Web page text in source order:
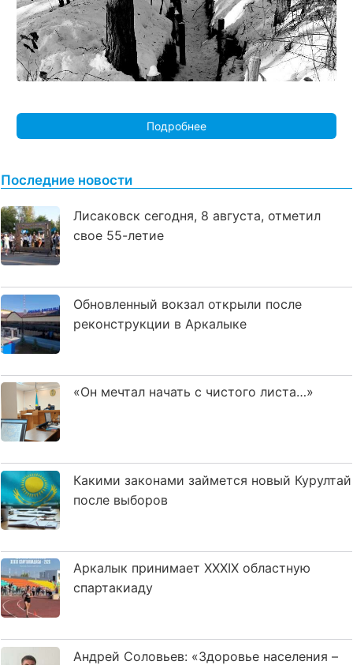
Подробнее
Последние новости
Лисаковск сегодня, 8 августа, отметил
свое 55-летие
Обновленный вокзал открыли после
реконструкции в Аркалыке
«Он мечтал начать с чистого листа…»
Какими законами займется новый Курултай
после выборов
Аркалык принимает XXXIX областную
спартакиаду
Андрей Соловьев: «Здоровье населения –